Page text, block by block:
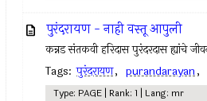
पुरंदरायण - नाही वस्तू आपुली
कन्नड संतकवी हरिदास पुरंदरदास ह्यांचे
Tags: पुरंदरायण, purandarayan,
Type: PAGE | Rank: 1 | Lang: mr